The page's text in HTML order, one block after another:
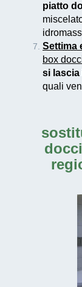
piatto
Settima
box
si
quali